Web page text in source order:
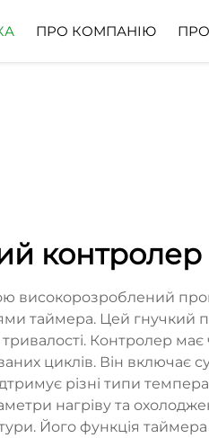
ПРО КОМПАНІЮ
таймера. Цей гнучкий
Контролер
циклів. Він включає
різні типи
нагріву та
Його функція таймера